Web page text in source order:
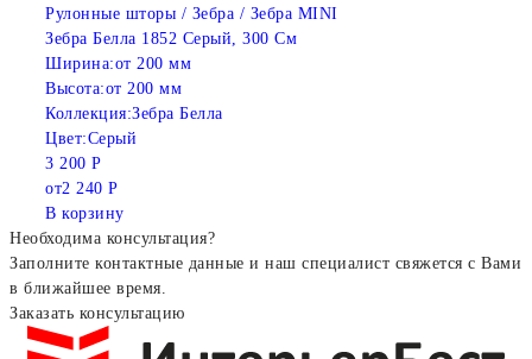
Рулонные шторы / Зебра / Зебра MINI
Зебра Белла 1852 Серый, 300 См
Ширина:от 200 мм
Высота:от 200 мм
Коллекция:Зебра Белла
Цвет:Серый
3 200 Р
от2 240 Р
В корзину
Необходима консультация?
Заполните контактные данные и наш специалист свяжется с Вами
в ближайшее время.
Заказать консультацию